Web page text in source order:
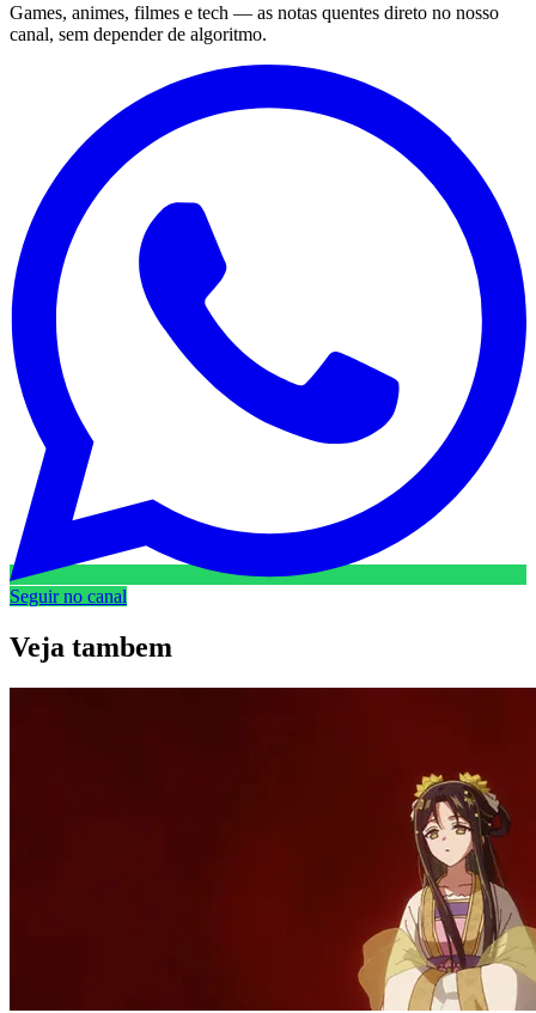
Games, animes, filmes e tech — as notas quentes direto no nosso
canal, sem depender de algoritmo.
Seguir no canal
Veja tambem